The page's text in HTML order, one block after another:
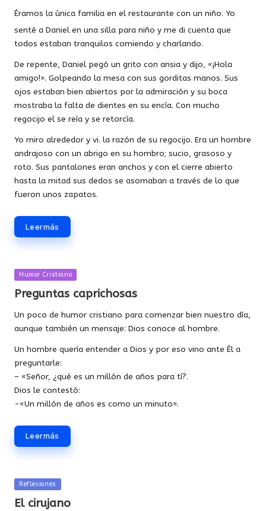
Éramos la única familia en el restaurante con un niño. Yo
senté a Daniel en una silla para niño y me di cuenta que
todos estaban tranquilos comiendo y charlando.
De repente, Daniel pegó un grito con ansia y dijo, «¡Hola
amigo!». Golpeando la mesa con sus gorditas manos. Sus
ojos estaban bien abiertos por la admiración y su boca
mostraba la falta de dientes en su encía. Con mucho
regocijo el se reía y se retorcía.
Yo miro alrededor y vi. la razón de su regocijo. Era un hombre
andrajoso con un abrigo en su hombro; sucio, grasoso y
roto. Sus pantalones eran anchos y con el cierre abierto
hasta la mitad sus dedos se asomaban a través de lo que
fueron unos zapatos.
Leer más
Publicada
Humor Cristiano
Preguntas caprichosas
Un poco de humor cristiano para comenzar bien nuestro día,
aunque también un mensaje: Dios conoce al hombre.
Un hombre quería entender a Dios y por eso vino ante Él a
preguntarle:
– «Señor, ¿qué es un millón de años para tí?.
Dios le contestó:
-«Un millón de años es como un minuto».
Leer más
Publicada
en
Reflexiones
El cirujano